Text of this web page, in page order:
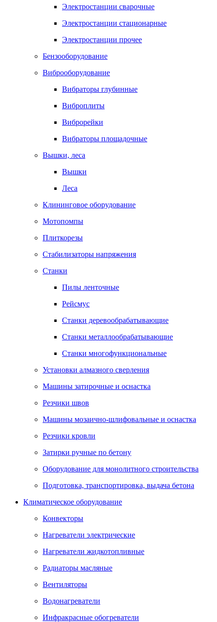
Электростанции сварочные
Электростанции стационарные
Электростанции прочее
Бензооборудование
Виброоборудование
Вибраторы глубинные
Виброплиты
Виброрейки
Вибраторы площадочные
Вышки, леса
Вышки
Леса
Клининговое оборудование
Мотопомпы
Плиткорезы
Стабилизаторы напряжения
Станки
Пилы ленточные
Рейсмус
Станки деревообрабатывающие
Станки металлообрабатывающие
Станки многофункциональные
Установки алмазного сверления
Машины затирочные и оснастка
Резчики швов
Машины мозаично-шлифовальные и оснастка
Резчики кровли
Затирки ручные по бетону
Оборудование для монолитного строительства
Подготовка, транспортировка, выдача бетона
Климатическое оборудование
Конвекторы
Нагреватели электрические
Нагреватели жидкотопливные
Радиаторы масляные
Вентиляторы
Водонагреватели
Инфракрасные обогреватели